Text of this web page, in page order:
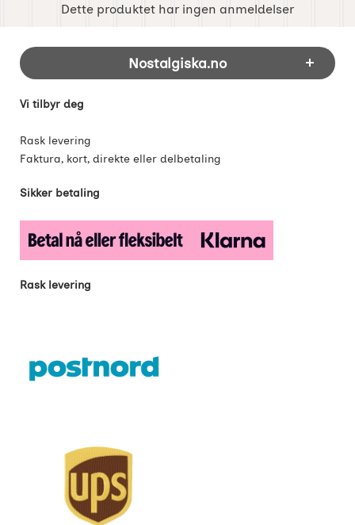
Dette produktet har ingen anmeldelser
Footer-innhold Blandet informasjon og
Nostalgiska.no
Vi tilbyr deg
Rask levering
Faktura, kort, direkte eller delbetaling
Sikker betaling
Rask levering